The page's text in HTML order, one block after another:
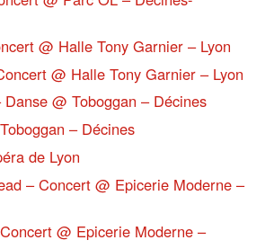
@ Halle Tony Garnier – Lyon
@ Halle Tony Garnier – Lyon
@ Toboggan – Décines
– Décines
de Lyon
– Concert @ Epicerie Moderne –
@ Epicerie Moderne –